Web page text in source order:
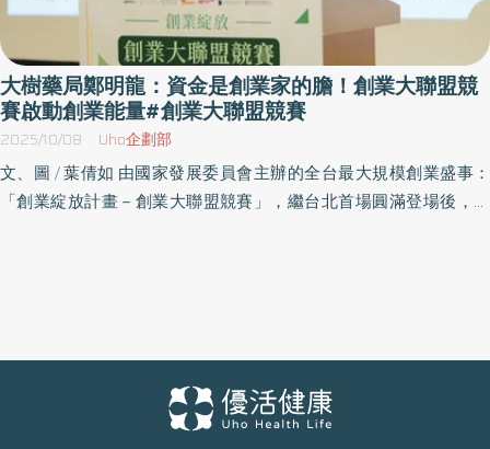
大樹藥局鄭明龍：資金是創業家的膽！創業大聯盟競
賽啟動創業能量#創業大聯盟競賽
2025/10/08 Uho企劃部
文、圖 / 葉倩如 由國家發展委員會主辦的全台最大規模創業盛事：
「創業綻放計畫－創業大聯盟競賽」，繼台北首場圓滿登場後，日
業升級的重要動能。詹方冠指出，本次競賽政府也將透過國發基金
及多項專案基金，持續陪伴新創成長，並協助進軍國際。詹方冠強